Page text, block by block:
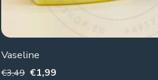
Vaseline
€3,49 €1,99